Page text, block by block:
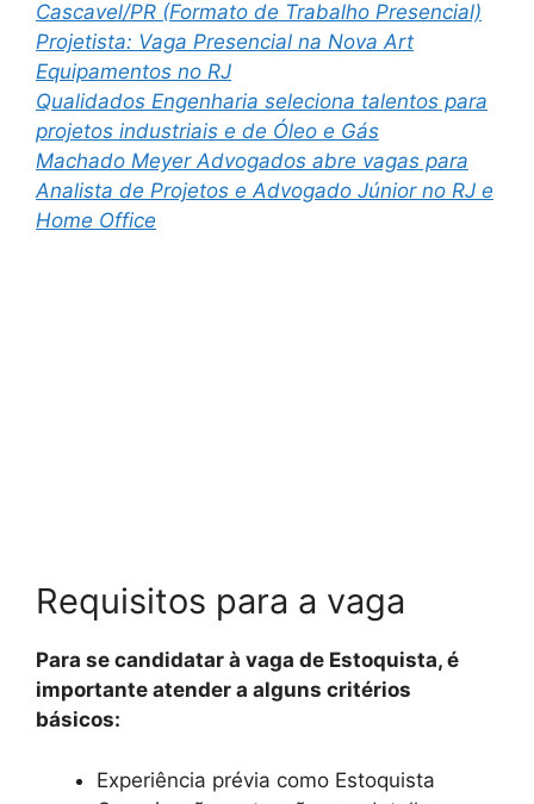
Cascavel/PR (Formato de Trabalho Presencial)
Projetista: Vaga Presencial na Nova Art
Equipamentos no RJ
Qualidados Engenharia seleciona talentos para
projetos industriais e de Óleo e Gás
Machado Meyer Advogados abre vagas para
Analista de Projetos e Advogado Júnior no RJ e
Home Office
Requisitos para a vaga
Para se candidatar à vaga de Estoquista, é
importante atender a alguns critérios
básicos:
Experiência prévia como Estoquista